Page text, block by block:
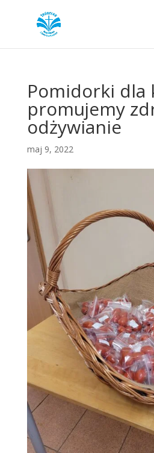
Pomidorki dla
promujemy
odżywianie
maj 9, 2022